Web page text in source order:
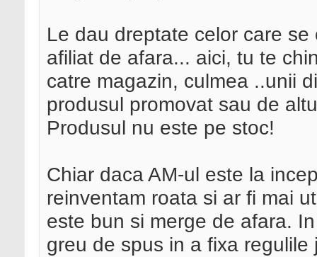
Le dau dreptate celor care
afiliat de afara... aici, tu te
catre magazin, culmea ..unii
produsul promovat sau de
Produsul nu este pe stoc!
Chiar daca AM-ul este la
reinventam roata si ar fi mai
este bun si merge de afara.
greu de spus in a fixa regulile